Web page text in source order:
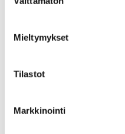
valinta
Mieltymykset
Tilastot
Markkinointi